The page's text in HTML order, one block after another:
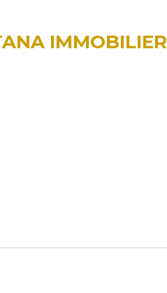
IMMOBILIER